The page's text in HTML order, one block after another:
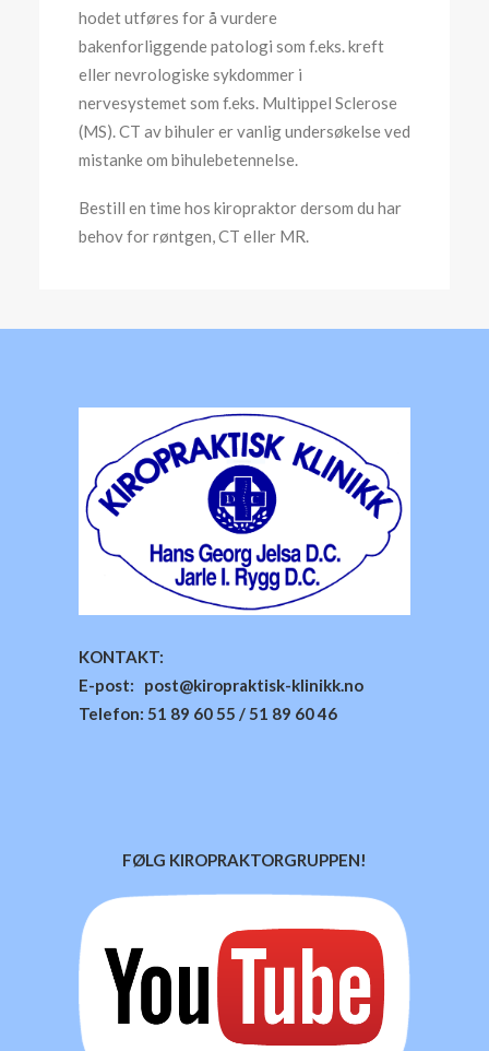
hodet utføres for å vurdere
bakenforliggende patologi som f.eks. kreft
eller nevrologiske sykdommer i
nervesystemet som f.eks. Multippel Sclerose
(MS). CT av bihuler er vanlig undersøkelse ved
mistanke om bihulebetennelse.
Bestill en time hos kiropraktor dersom du har
behov for røntgen, CT eller MR.
KONTAKT:
E-post: post@kiropraktisk-klinikk.no
Telefon: 51 89 60 55 / 51 89 60 46
FØLG KIROPRAKTORGRUPPEN!